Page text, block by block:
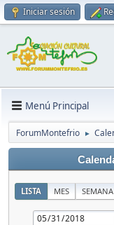
Iniciar sesión
Menú Principal
ForumMontefrio ►
LISTA MES SEMANA